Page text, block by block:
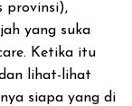
provinsi),
yang suka
Ketika itu
lihat-lihat
siapa yang di